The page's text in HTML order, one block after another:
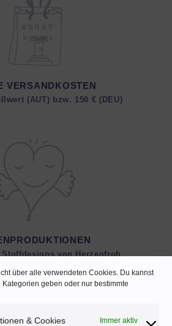
über alle verwendeten Cookies. Du kannst
geben oder nur bestimmte
& Cookies Immer aktiv
VERSANDKOSTEN
(AUT) bzw. 150 € (DEU)
von Herzenfroh